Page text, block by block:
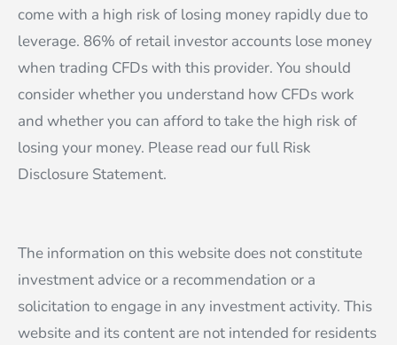
come with a high risk of losing money rapidly due to
leverage. 86% of retail investor accounts lose money
when trading CFDs with this provider. You should
consider whether you understand how CFDs work
and whether you can afford to take the high risk of
losing your money. Please read our full Risk
Disclosure Statement.
The information on this website does not constitute
investment advice or a recommendation or a
solicitation to engage in any investment activity. This
website and its content are not intended for residents